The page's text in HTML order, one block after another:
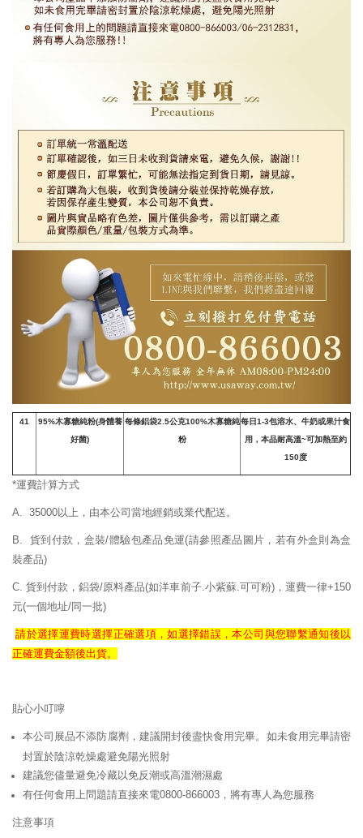
41 95%木寡糖純粉(身體養
好菌)
每條鋁袋2.5公克100%木寡糖純
粉
每日1-3包溶水、牛奶或果汁食
用，本品耐高溫~可加熱至約
150度
*運費計算方式
A. 35000以上，由本公司當地經銷或業代配送。
B. 貨到付款，盒裝/體驗包產品免運(請參照產品圖片，若有外盒則為盒
裝產品)
C. 貨到付款，鋁袋/原料產品(如洋車前子.小紫蘇.可可粉)，運費一律+150
元(一個地址/同一批)
請於選擇運費時選擇正確選項，如選擇錯誤，本公司與您聯繫通知後以
正確運費金額後出貨。
貼心小叮嚀
本公司展品不添防腐劑，建議開封後盡快食用完畢。如未食用完畢請密
封置於陰涼乾燥處避免陽光照射
建議您儘量避免冷藏以免反潮或高溫潮濕處
有任何食用上問題請直接來電0800-866003，將有專人為您服務
注意事項